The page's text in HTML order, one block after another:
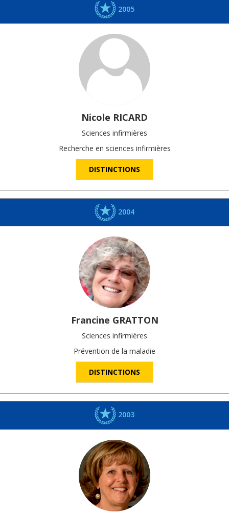
2005
Nicole RICARD
Sciences infirmières
Recherche en sciences infirmières
DISTINCTIONS
2004
Francine GRATTON
Sciences infirmières
Prévention de la maladie
DISTINCTIONS
2003